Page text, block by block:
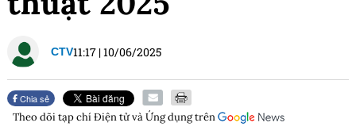
CTV11:17 |10/06/2025
Chia sẻ
Theo dõi tạp chíĐiện tử và Ứng dụngtrên